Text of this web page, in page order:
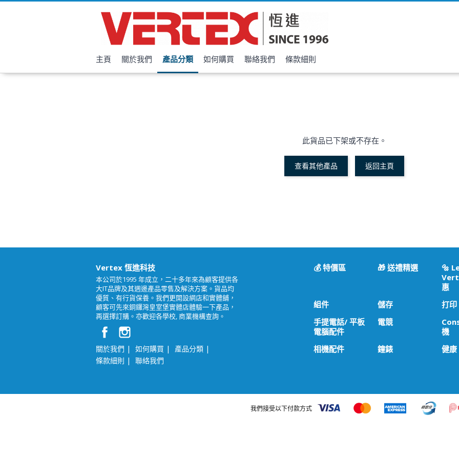
主頁 關於我們 產品分類 如何購買 聯絡我們 條款細則
此貨品已下架或不存在。
查看其他產品 返回主頁
Vertex 恆進科技
本公司於1995 年成立，二十多年來為顧客提供各
大IT品牌及其週邊產品零售及解決方案。貨品均
優質、有行貨保養。我們更開設網店和實體舖，
顧客可先來銅鑼灣皇室堡實體店體驗一下產品，
再選擇訂購。亦歡迎各學校, 商業機構查詢。
關於我們 | 如何購買 | 產品分類 |
條款細則 | 聯絡我們
💰 特價區 🎁 送禮精選
🔩
惠
組件
儲存
打印
手提電話/ 平板
電腦配件
電競
機
相機配件
鐘錶 健康
我們接受以下付款方式